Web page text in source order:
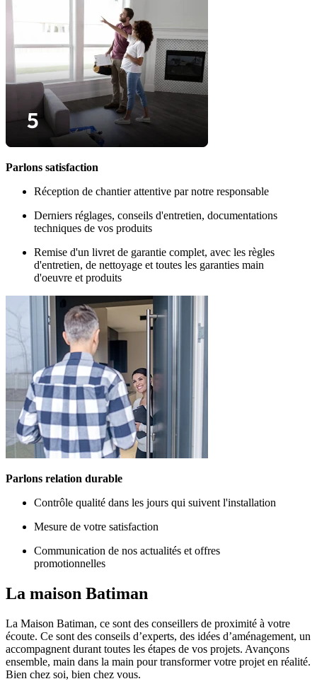
Parlons satisfaction
Réception de chantier attentive par notre responsable
Derniers réglages, conseils d'entretien, documentations
techniques de vos produits
Remise d'un livret de garantie complet, avec les règles
d'entretien, de nettoyage et toutes les garanties main
d'oeuvre et produits
Parlons relation durable
Contrôle qualité dans les jours qui suivent l'installation
Mesure de votre satisfaction
Communication de nos actualités et offres
promotionnelles
La maison Batiman
La Maison Batiman, ce sont des conseillers de proximité à votre
écoute. Ce sont des conseils d’experts, des idées d’aménagement, un
accompagnent durant toutes les étapes de vos projets. Avançons
ensemble, main dans la main pour transformer votre projet en réalité.
Bien chez soi, bien chez vous.